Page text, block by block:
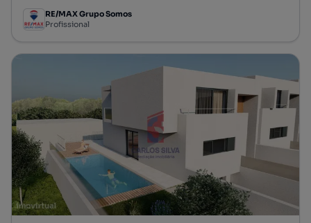
RE/MAX Grupo Somos
Profissional